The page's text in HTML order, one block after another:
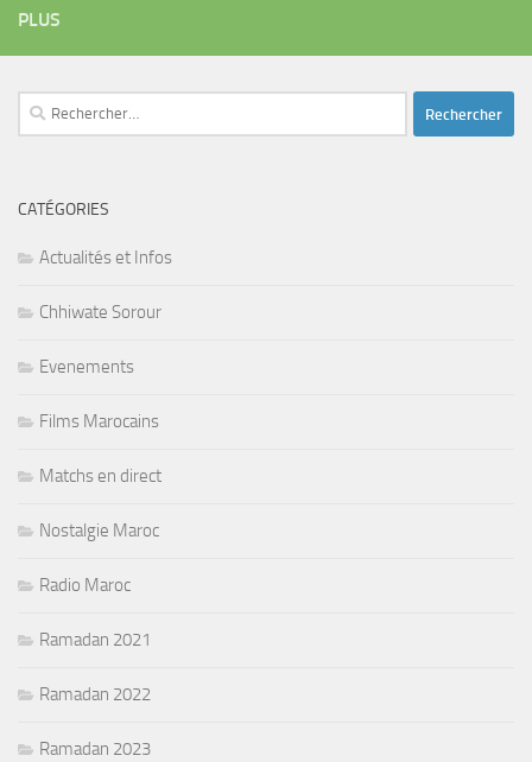
PLUS
Rechercher :
CATÉGORIES
Actualités et Infos
Chhiwate Sorour
Evenements
Films Marocains
Matchs en direct
Nostalgie Maroc
Radio Maroc
Ramadan 2021
Ramadan 2022
Ramadan 2023